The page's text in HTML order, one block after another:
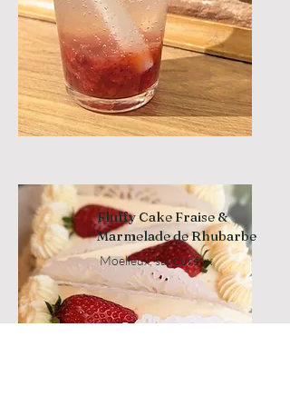
Fluffy Cake Fraise &
Marmelade de Rhubarbe
Moelleux, savoureux